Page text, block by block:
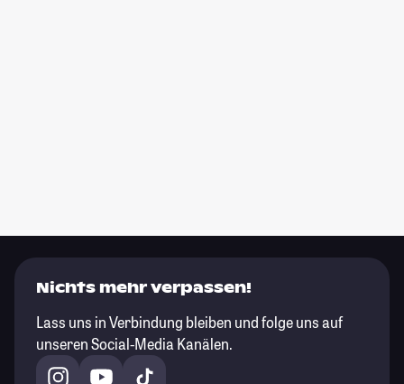
Nichts mehr verpassen!
Lass uns in Verbindung bleiben und folge uns auf
unseren Social-Media Kanälen.